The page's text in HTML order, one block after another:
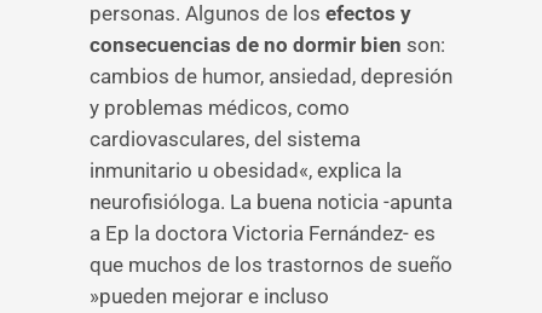
personas. Algunos de los efectos y
consecuencias de no dormir bien son:
cambios de humor, ansiedad, depresión
y problemas médicos, como
cardiovasculares, del sistema
inmunitario u obesidad«, explica la
neurofisióloga. La buena noticia -apunta
a Ep la doctora Victoria Fernández- es
que muchos de los trastornos de sueño
»pueden mejorar e incluso